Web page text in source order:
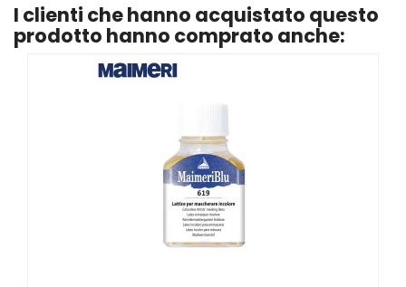
I clienti che hanno acquistato questo
prodotto hanno comprato anche: